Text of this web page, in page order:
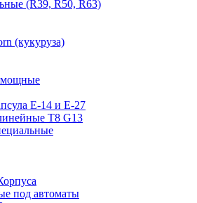
(R39, R50, R63)
(кукуруза)
Е-14 и Е-27
T8 G13
под автоматы